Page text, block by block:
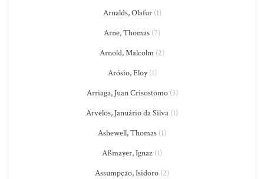
Arnalds, Olafur(1)
Arne, Thomas (7)
Arnold, Malcolm (2)
Arósio, Eloy(1)
Arriaga, Juan Crisostomo(3)
Arvelos, Januário da Silva (1)
Ashewell, Thomas (1)
Aßmayer, Ignaz (1)
Assumpção, Isidoro (2)